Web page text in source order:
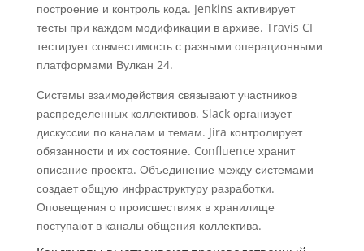
построение и контроль кода. Jenkins активирует
тесты при каждом модификации в архиве. Travis CI
тестирует совместимость с разными операционными
платформами Вулкан 24.
Системы взаимодействия связывают участников
распределенных коллективов. Slack организует
дискуссии по каналам и темам. Jira контролирует
обязанности и их состояние. Confluence хранит
описание проекта. Объединение между системами
создает общую инфраструктуру разработки.
Оповещения о происшествиях в хранилище
поступают в каналы общения коллектива.